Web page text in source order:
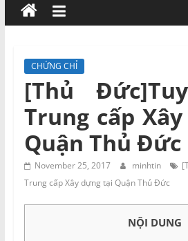
hạn
–
MIENNAM
Education
Đào
tạo
CHỨNG CHỈ
[Thủ
Trung cấp
Quận Thủ Đức
November 25, 2017 minhtin
Trung cấp Xây dựng tại Quận Thủ Đức
NỘI DUNG